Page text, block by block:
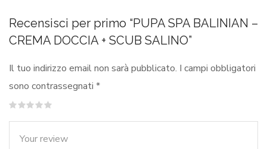
Recensisci per primo “PUPA SPA BALINIAN –
CREMA DOCCIA + SCUB SALINO”
Il tuo indirizzo email non sarà pubblicato. I campi obbligatori
sono contrassegnati *